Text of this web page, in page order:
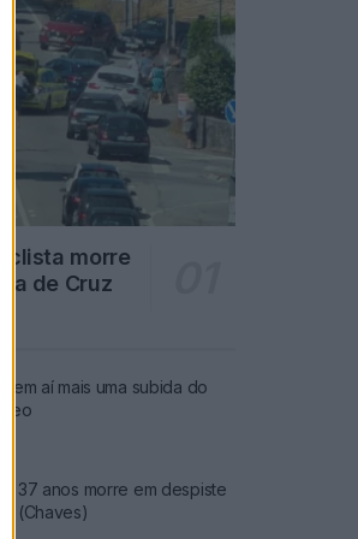
morre
de Cruz
Vem aí mais uma subida do
37 anos morre em despiste
(Chaves)